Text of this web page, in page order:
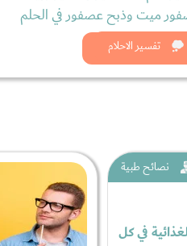
تفسير الاحلام
ميت وذبح عصفور في الحلم
شاهد الان
نصائح طبية
في كل